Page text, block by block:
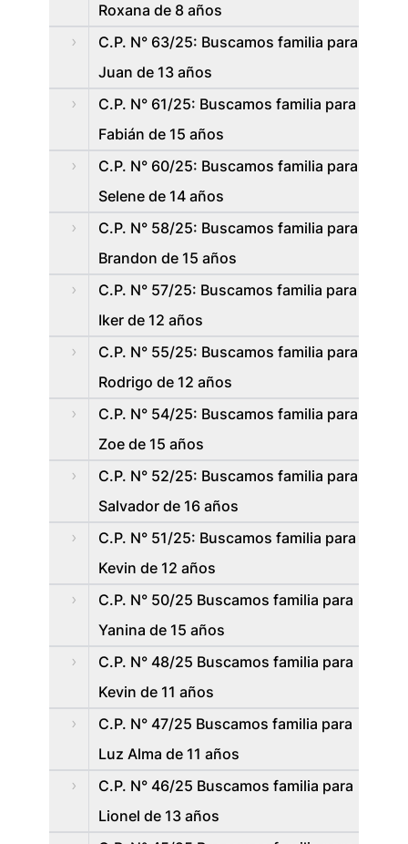
Roxana de 8 años
C.P. N° 63/25: Buscamos familia para
Juan de 13 años
C.P. N° 61/25: Buscamos familia para
Fabián de 15 años
C.P. N° 60/25: Buscamos familia para
Selene de 14 años
C.P. N° 58/25: Buscamos familia para
Brandon de 15 años
C.P. N° 57/25: Buscamos familia para
Iker de 12 años
C.P. N° 55/25: Buscamos familia para
Rodrigo de 12 años
C.P. N° 54/25: Buscamos familia para
Zoe de 15 años
C.P. N° 52/25: Buscamos familia para
Salvador de 16 años
C.P. N° 51/25: Buscamos familia para
Kevin de 12 años
C.P. N° 50/25 Buscamos familia para
Yanina de 15 años
C.P. N° 48/25 Buscamos familia para
Kevin de 11 años
C.P. N° 47/25 Buscamos familia para
Luz Alma de 11 años
C.P. N° 46/25 Buscamos familia para
Lionel de 13 años